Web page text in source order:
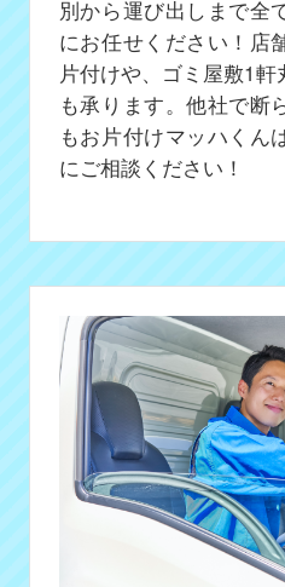
別から運び出しまで全
にお任せください！店
片付けや、ゴミ屋敷1
も承ります。他社で断
もお片付けマッハくん
にご相談ください！